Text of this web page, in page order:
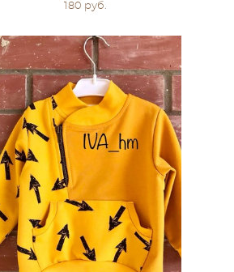
180 pуб.